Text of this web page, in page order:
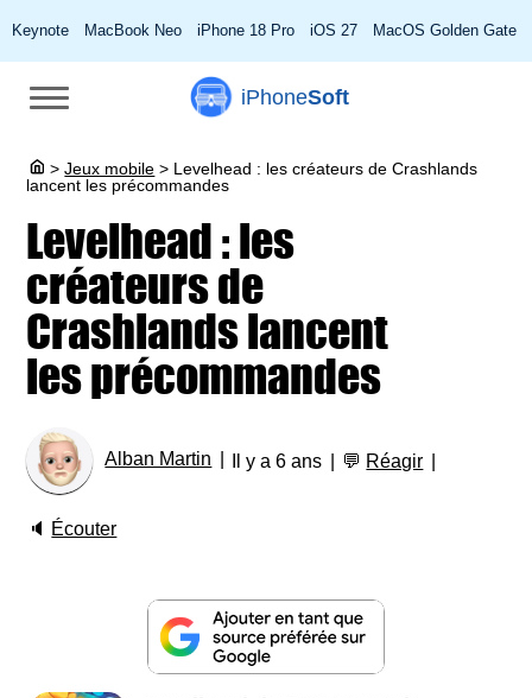
Keynote MacBook Neo iPhone 18 Pro iOS 27 MacOS Golden Gate
iPhoneSoft
> Jeux mobile > Levelhead : les créateurs de Crashlands
lancent les précommandes
Levelhead : les
créateurs de
Crashlands lancent
les précommandes
Alban Martin Il y a 6 ans 💬 Réagir
🔈 Écouter